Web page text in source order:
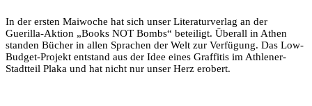
In der ersten Maiwoche hat sich unser Literaturverlag an der
Guerilla-Aktion „Books NOT Bombs“ beteiligt. Überall in Athen
standen Bücher in allen Sprachen der Welt zur Verfügung. Das Low-
Budget-Projekt entstand aus der Idee eines Graffitis im Athlener-
Stadtteil Plaka und hat nicht nur unser Herz erobert.